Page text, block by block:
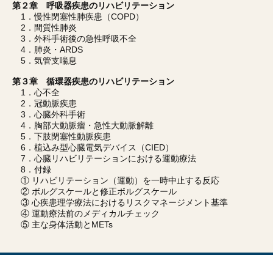
第２章 呼吸器疾患のリハビリテーション
1．慢性閉塞性肺疾患（COPD）
2．間質性肺炎
3．外科手術後の急性呼吸不全
4．肺炎・ARDS
5．気管支喘息
第３章 循環器疾患のリハビリテーション
1．心不全
2．冠動脈疾患
3．心臓外科手術
4．胸部大動脈瘤・急性大動脈解離
5．下肢閉塞性動脈疾患
6．植込み型心臓電気デバイス（CIED）
7．心臓リハビリテーションにおける運動療法
8．付録
① リハビリテーション（運動）を一時中止する反応
② ボルグスケールと修正ボルグスケール
③ 心疾患理学療法におけるリスクマネージメント基準
④ 運動療法前のメディカルチェック
⑤ 主な身体活動とMETs